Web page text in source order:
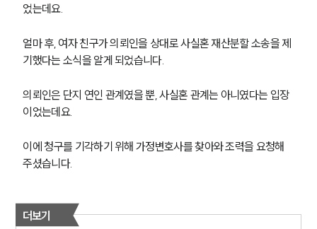
었는데요.
얼마 후, 여자 친구가 의뢰인을 상대로 사실혼 재산분할 소송을 제
기했다는 소식을 알게 되었습니다.
의뢰인은 단지 연인 관계였을 뿐, 사실혼 관계는 아니였다는 입장
이었는데요.
이에 청구를 기각하기 위해 가정변호사를 찾아와 조력을 요청해
주셨습니다.
더보기